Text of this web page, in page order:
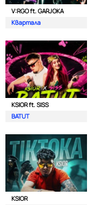
V:RGO ft. GARJOKA
Квартала
KSIOR ft. SISS
BATUT
KSIOR